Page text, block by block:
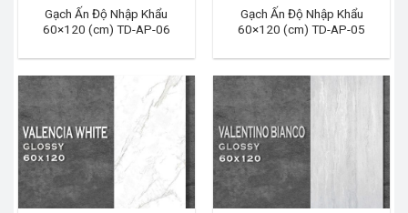
Gạch Ấn Độ Nhập Khẩu
60×120 (cm) TD-AP-06
Gạch Ấn Độ Nhập Khẩu
60×120 (cm) TD-AP-05